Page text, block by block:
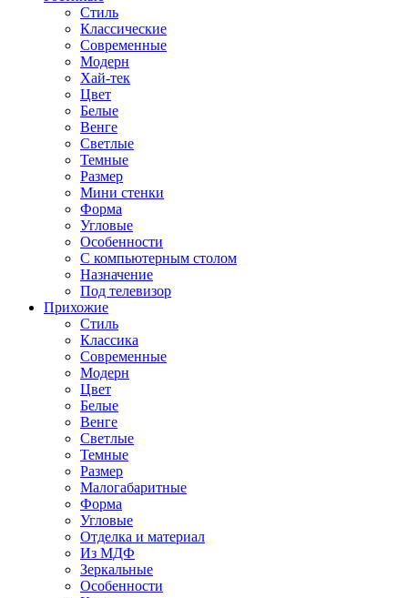
Стиль
Классические
Современные
Модерн
Хай-тек
Цвет
Белые
Венге
Светлые
Темные
Размер
Мини стенки
Форма
Угловые
Особенности
С компьютерным столом
Назначение
Под телевизор
Прихожие
Стиль
Классика
Современные
Модерн
Цвет
Белые
Венге
Светлые
Темные
Размер
Малогабаритные
Форма
Угловые
Отделка и материал
Из МДФ
Зеркальные
Особенности